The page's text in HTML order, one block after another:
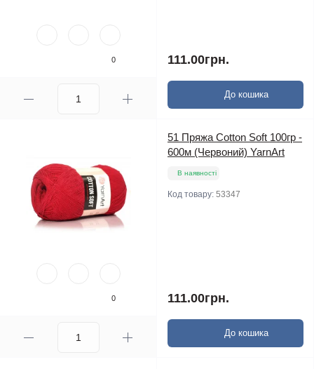
0 111.00грн.
До кошика
0
51 Пряжа Cotton Soft 100гр -
600м (Червоний) YarnArt
В наявності
Код товару: 53347
111.00грн.
До кошика